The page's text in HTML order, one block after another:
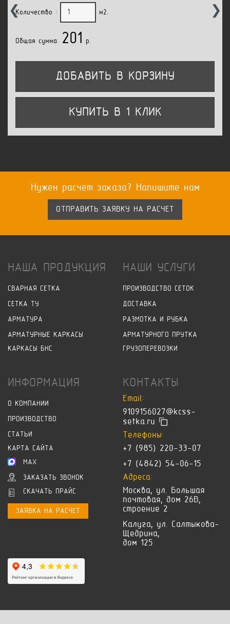
❮Количество : м2.
Общая сумма: 201 p.
ДОБАВИТЬ В КОРЗИНУ
КУПИТЬ В 1 КЛИК
❯
Нужен расчет заказа? Напишите нам
ОТПРАВИТЬ ЗАЯВКУ НА РАСЧЕТ
НАША ПРОДУКЦИЯ
СВАРНАЯ СЕТКА
СЕТКА ТУ
АРМАТУРА
АРМАТУРНЫЕ КАРКАСЫ
КАРКАСЫ БНС
НАШИ УСЛУГИ
ПРОИЗВОДСТВО СЕТОК
ДОСТАВКА
РАЗМОТКА И РУБКА
АРМАТУРНОГО ПРУТКА
ГРУЗОПЕРЕВОЗКИ
ИНФОРМАЦИЯ
О КОМПАНИИ
ПРОИЗВОДСТВО
СТАТЬИ
КАРТА САЙТА
MAX
ЗАКАЗАТЬ ЗВОНОК
СКАЧАТЬ ПРАЙС
ЗАЯВКА НА РАСЧЕТ
КОНТАКТЫ
Email:
9109156027@kcss-
setka.ru
Телефоны:
+7 (985) 220-33-07
+7 (4842) 54-06-15
Адреса:
Москва, ул. Большая
почтовая, дом 26В,
строение 2
Калуга, ул. Салтыкова-
Щедрина,
дом 125